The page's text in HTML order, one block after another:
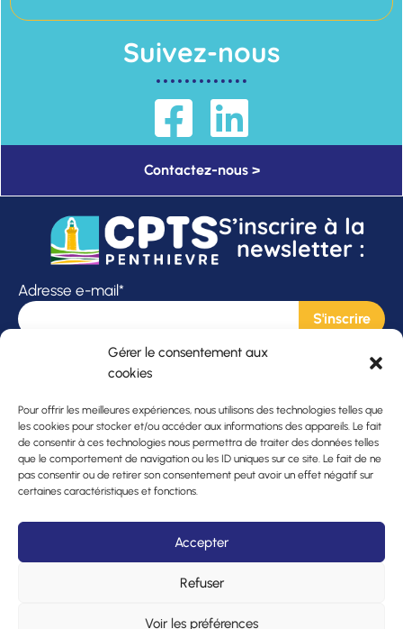
Gérer le consentement aux
cookies
Pour offrir les meilleures expériences, nous utilisons des technologies telles que
les cookies pour stocker et/ou accéder aux informations des appareils. Le fait
de consentir à ces technologies nous permettra de traiter des données telles
que le comportement de navigation ou les ID uniques sur ce site. Le fait de ne
pas consentir ou de retirer son consentement peut avoir un effet négatif sur
certaines caractéristiques et fonctions.
Accepter
Refuser
Voir les préférences
Suivez-nous
Contactez-nous >
S’inscrire à la
newsletter :
Adresse e-mail*
J'accepte lesmentions légales
Actualités L’association Le projet
Agenda Ressources Contact
Annuaire
Mentions légales